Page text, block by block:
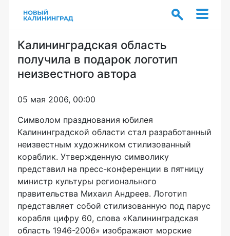
Калининградская область
получила в подарок логотип
неизвестного автора
05 мая 2006, 00:00
Символом празднования юбилея
Калининградской области стал разработанный
неизвестным художником стилизованный
кораблик. Утвержденную символику
представил на пресс-конференции в пятницу
министр культуры регионального
правительства Михаил Андреев. Логотип
представляет собой стилизованную под парус
корабля цифру 60, слова «Калининградская
область 1946-2006» изображают морские